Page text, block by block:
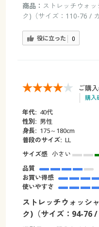
商品： ストレッチウォ
ク)（サイズ：110-76 /
役に立った 0
ご購
購入
年代: 40代
性別: 男性
身長: 175～180cm
普段のサイズ: LL
サイズ感 小さい
品質
お買い得感
使いやすさ
ストレッチウォッシ
ク)（サイズ：94-76 /